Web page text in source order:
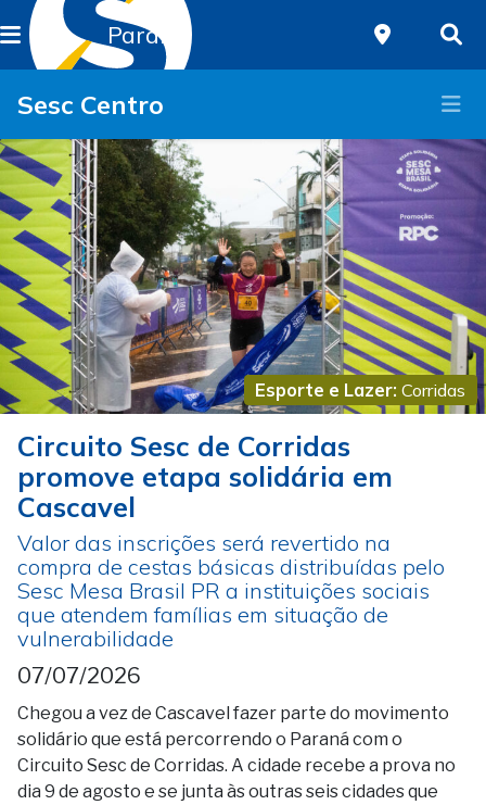
Paraná
Sesc Centro
Esporte e Lazer: Corridas
Circuito Sesc de Corridas
promove etapa solidária em
Cascavel
Valor das inscrições será revertido na
compra de cestas básicas distribuídas pelo
Sesc Mesa Brasil PR a instituições sociais
que atendem famílias em situação de
vulnerabilidade
07/07/2026
Chegou a vez de Cascavel fazer parte do movimento
solidário que está percorrendo o Paraná com o
Circuito Sesc de Corridas. A cidade recebe a prova no
dia 9 de agosto e se junta às outras seis cidades que